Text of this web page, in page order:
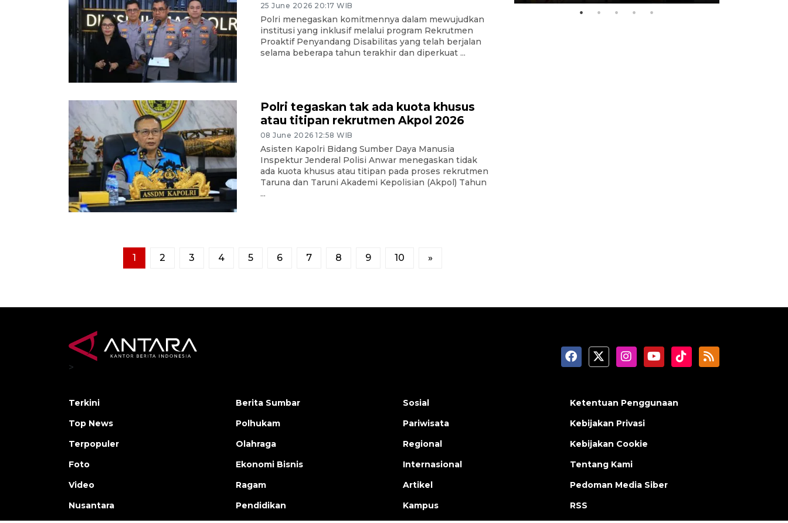
25 June 2026 20:17 WIB
Polri menegaskan komitmennya dalam mewujudkan
institusi yang inklusif melalui program Rekrutmen
Proaktif Penyandang Disabilitas yang telah berjalan
selama beberapa tahun terakhir dan diperkuat ...
Polri tegaskan tak ada kuota khusus
atau titipan rekrutmen Akpol 2026
08 June 2026 12:58 WIB
Asisten Kapolri Bidang Sumber Daya Manusia
Inspektur Jenderal Polisi Anwar menegaskan tidak
ada kuota khusus atau titipan pada proses rekrutmen
Taruna dan Taruni Akademi Kepolisian (Akpol) Tahun
...
1 2 3 4 5 6 7 8 9 10 »
>
Terkini
Top News
Terpopuler
Foto
Video
Nusantara
Berita Sumbar
Polhukam
Olahraga
Ekonomi Bisnis
Ragam
Pendidikan
Sosial
Pariwisata
Regional
Internasional
Artikel
Kampus
Ketentuan Penggunaan
Kebijakan Privasi
Kebijakan Cookie
Tentang Kami
Pedoman Media Siber
RSS